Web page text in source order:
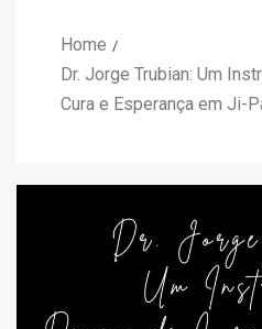
Home
Dr. Jorge Trubian: Um
Cura e Esperança em Ji-